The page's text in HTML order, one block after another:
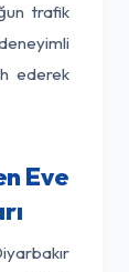
trafik
ederek
Eve